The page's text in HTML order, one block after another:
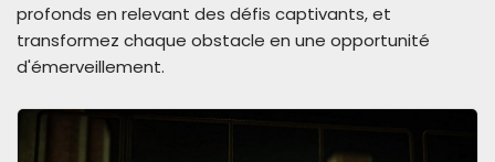
profonds en relevant des défis captivants, et
transformez chaque obstacle en une opportunité
d'émerveillement.